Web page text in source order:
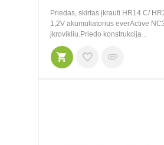
Priedas, skirtas įkrauti HR14 C/
1,2V akumuliatorius everActive
įkrovikliu.Priedo konstrukcija ..